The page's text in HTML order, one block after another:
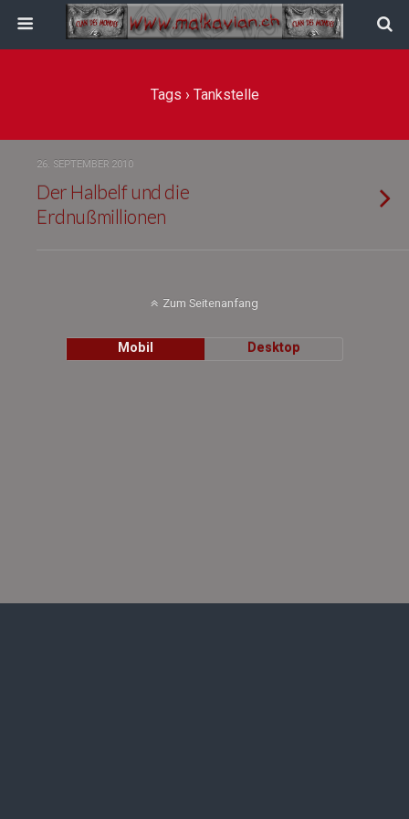
Tags › Tankstelle
26. SEPTEMBER 2010
Der Halbelf und die
Erdnußmillionen
Zum Seitenanfang
Mobil Desktop